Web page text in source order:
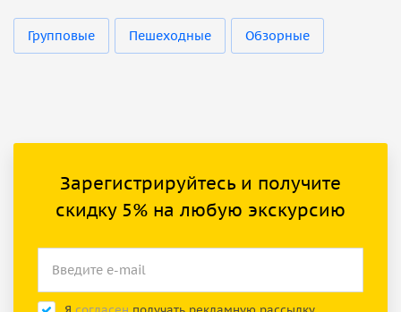
Групповые Пешеходные Обзорные
Зарегистрируйтесь и получите
скидку 5% на любую экскурсию